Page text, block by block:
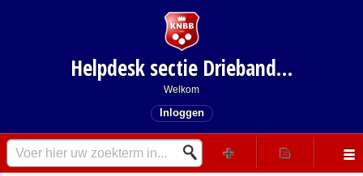
Helpdesk sectie Driebanden
Welkom
Inloggen